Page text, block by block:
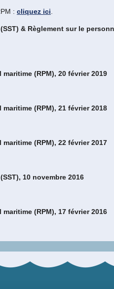
: cliquez ici
& Règlement sur le
(RPM), 20 février 2019
(RPM), 21 février 2018
(RPM), 22 février 2017
10 novembre 2016
(RPM), 17 février 2016